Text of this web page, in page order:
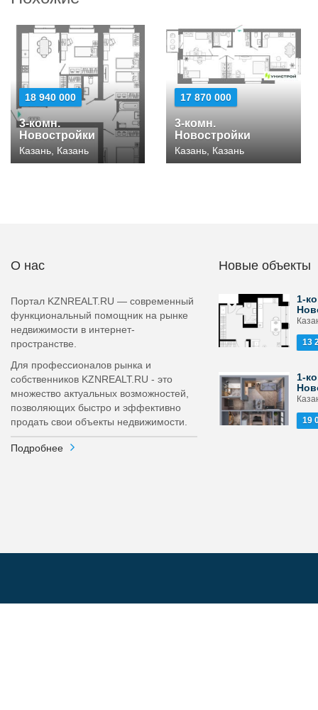
18 940 000
3-комн.
Новостройки
Казань, Казань
17 870 000
3-комн.
Новостройки
Казань, Казань
О нас
Портал KZNREALT.RU — современный
функциональный помощник на рынке
недвижимости в интернет-
пространстве.
Для профессионалов рынка и
собственников KZNREALT.RU - это
множество актуальных возможностей,
позволяющих быстро и эффективно
продать свои объекты недвижимости.
Подробнее
Новые объекты
1-
13
1-
19